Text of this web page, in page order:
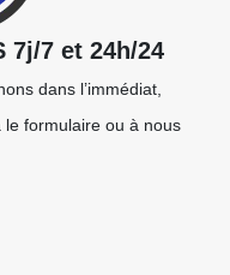
7j/7 et 24h/24
dans l’immédiat,
le formulaire ou à nous